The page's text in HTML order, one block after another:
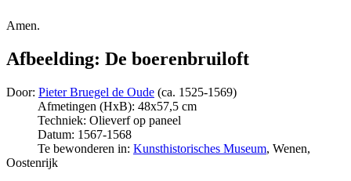
Amen.
Afbeelding: De boerenbruiloft
Door: Pieter Bruegel de Oude (ca. 1525-1569)
Afmetingen (HxB): 48x57,5 cm
Techniek: Olieverf op paneel
Datum: 1567-1568
Te bewonderen in: Kunsthistorisches Museum, Wenen,
Oostenrijk